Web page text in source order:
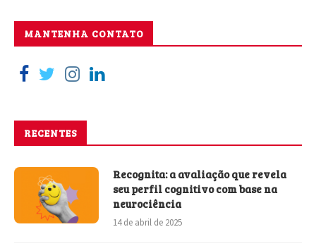
MANTENHA CONTATO
RECENTES
Recognita: a avaliação que revela
seu perfil cognitivo com base na
neurociência
14 de abril de 2025